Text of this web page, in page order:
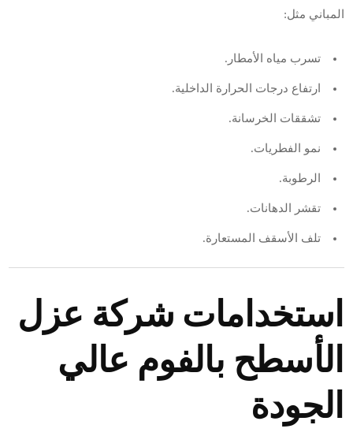
المباني مثل:
تسرب مياه الأمطار.
ارتفاع درجات الحرارة الداخلية.
تشققات الخرسانة.
نمو الفطريات.
الرطوبة.
تقشر الدهانات.
تلف الأسقف المستعارة.
استخدامات شركة عزل
الأسطح بالفوم عالي
الجودة